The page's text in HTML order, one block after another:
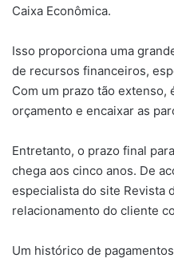
Caixa Econômica.
Isso proporciona uma
de recursos financeiros,
Com um prazo tão extenso,
orçamento e encaixar as
Entretanto, o prazo final
chega aos cinco anos. De
especialista do site Revista
relacionamento do cliente
Um histórico de